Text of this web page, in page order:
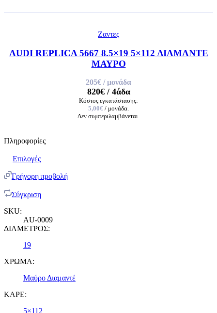
Ζαντες
AUDI REPLICA 5667 8.5×19 5×112 ΔΙΑΜΑΝΤΕ
ΜΑΥΡΟ
205€ / μονάδα
820€/ 4άδα
Κόστος εγκατάστασης:
5,00€ / μονάδα.
Δεν συμπεριλαμβάνεται.
Πληροφορίες
Επιλογές
Γρήγορη προβολή
Σύγκριση
SKU:
AU-0009
ΔΙΑΜΕΤΡΟΣ:
19
ΧΡΩΜΑ:
Μαύρο Διαμαντέ
ΚΑΡΕ:
5×112